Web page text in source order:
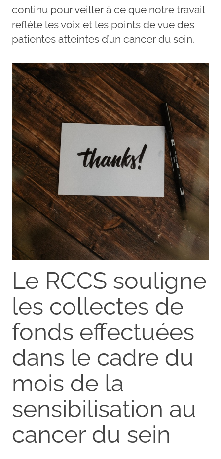
continu pour veiller à ce que notre travail
reflète les voix et les points de vue des
patientes atteintes d’un cancer du sein.
Le RCCS souligne
les collectes de
fonds effectuées
dans le cadre du
mois de la
sensibilisation au
cancer du sein